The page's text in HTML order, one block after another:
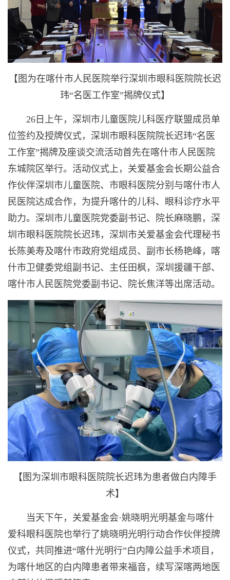
【图为在喀什市人民医院举行深圳市眼科医院院长迟
玮“名医工作室”揭牌仪式】
26日上午，深圳市儿童医院儿科医疗联盟成员单
位签约及授牌仪式，深圳市眼科医院院长迟玮“名医
工作室”揭牌及座谈交流活动首先在喀什市人民医院
东城院区举行。活动仪式上，关爱基金会长期公益合
作伙伴深圳市儿童医院、市眼科医院分别与喀什市人
民医院达成合作，为提升喀什的儿科、眼科诊疗水平
助力。深圳市儿童医院党委副书记、院长麻晓鹏，深
圳市眼科医院院长迟玮，深圳市关爱基金会代理秘书
长陈美寿及喀什市政府党组成员、副市长杨艳峰，喀
什市卫健委党组副书记、主任田枫，深圳援疆干部、
喀什市人民医院党委副书记、院长焦洋等出席活动。
【图为深圳市眼科医院院长迟玮为患者做白内障手
术】
当天下午，关爱基金会·姚晓明光明基金与喀什
爱科眼科医院也举行了姚晓明光明行动合作伙伴授牌
仪式，共同推进“喀什光明行”白内障公益手术项目，
为喀什地区的白内障患者带来福音，续写深喀两地医